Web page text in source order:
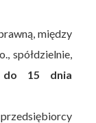
między
spółdzielnie,
do 15 dnia